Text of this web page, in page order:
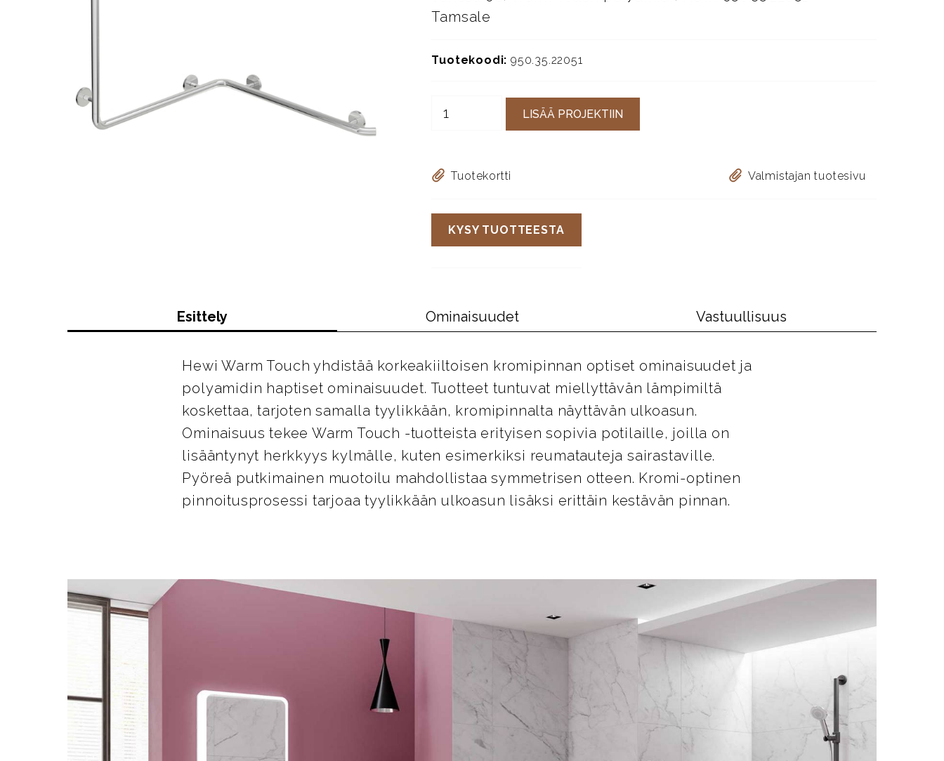
Tamsale
Tuotekoodi: 950.35.22051
LISÄÄ PROJEKTIIN
Tuotekortti Valmistajan tuotesivu
KYSY TUOTTEESTA
Esittely Ominaisuudet Vastuullisuus
Hewi Warm Touch yhdistää korkeakiiltoisen kromipinnan optiset ominaisuudet ja
polyamidin haptiset ominaisuudet. Tuotteet tuntuvat miellyttävän lämpimiltä
koskettaa, tarjoten samalla tyylikkään, kromipinnalta näyttävän ulkoasun.
Ominaisuus tekee Warm Touch -tuotteista erityisen sopivia potilaille, joilla on
lisääntynyt herkkyys kylmälle, kuten esimerkiksi reumatauteja sairastaville.
Pyöreä putkimainen muotoilu mahdollistaa symmetrisen otteen. Kromi-optinen
pinnoitusprosessi tarjoaa tyylikkään ulkoasun lisäksi erittäin kestävän pinnan.